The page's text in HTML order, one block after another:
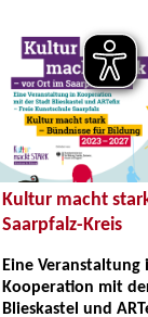
Kultur macht
Saarpfalz-Kreis
Eine Veranstaltung
Kooperation mit
Blieskastel und